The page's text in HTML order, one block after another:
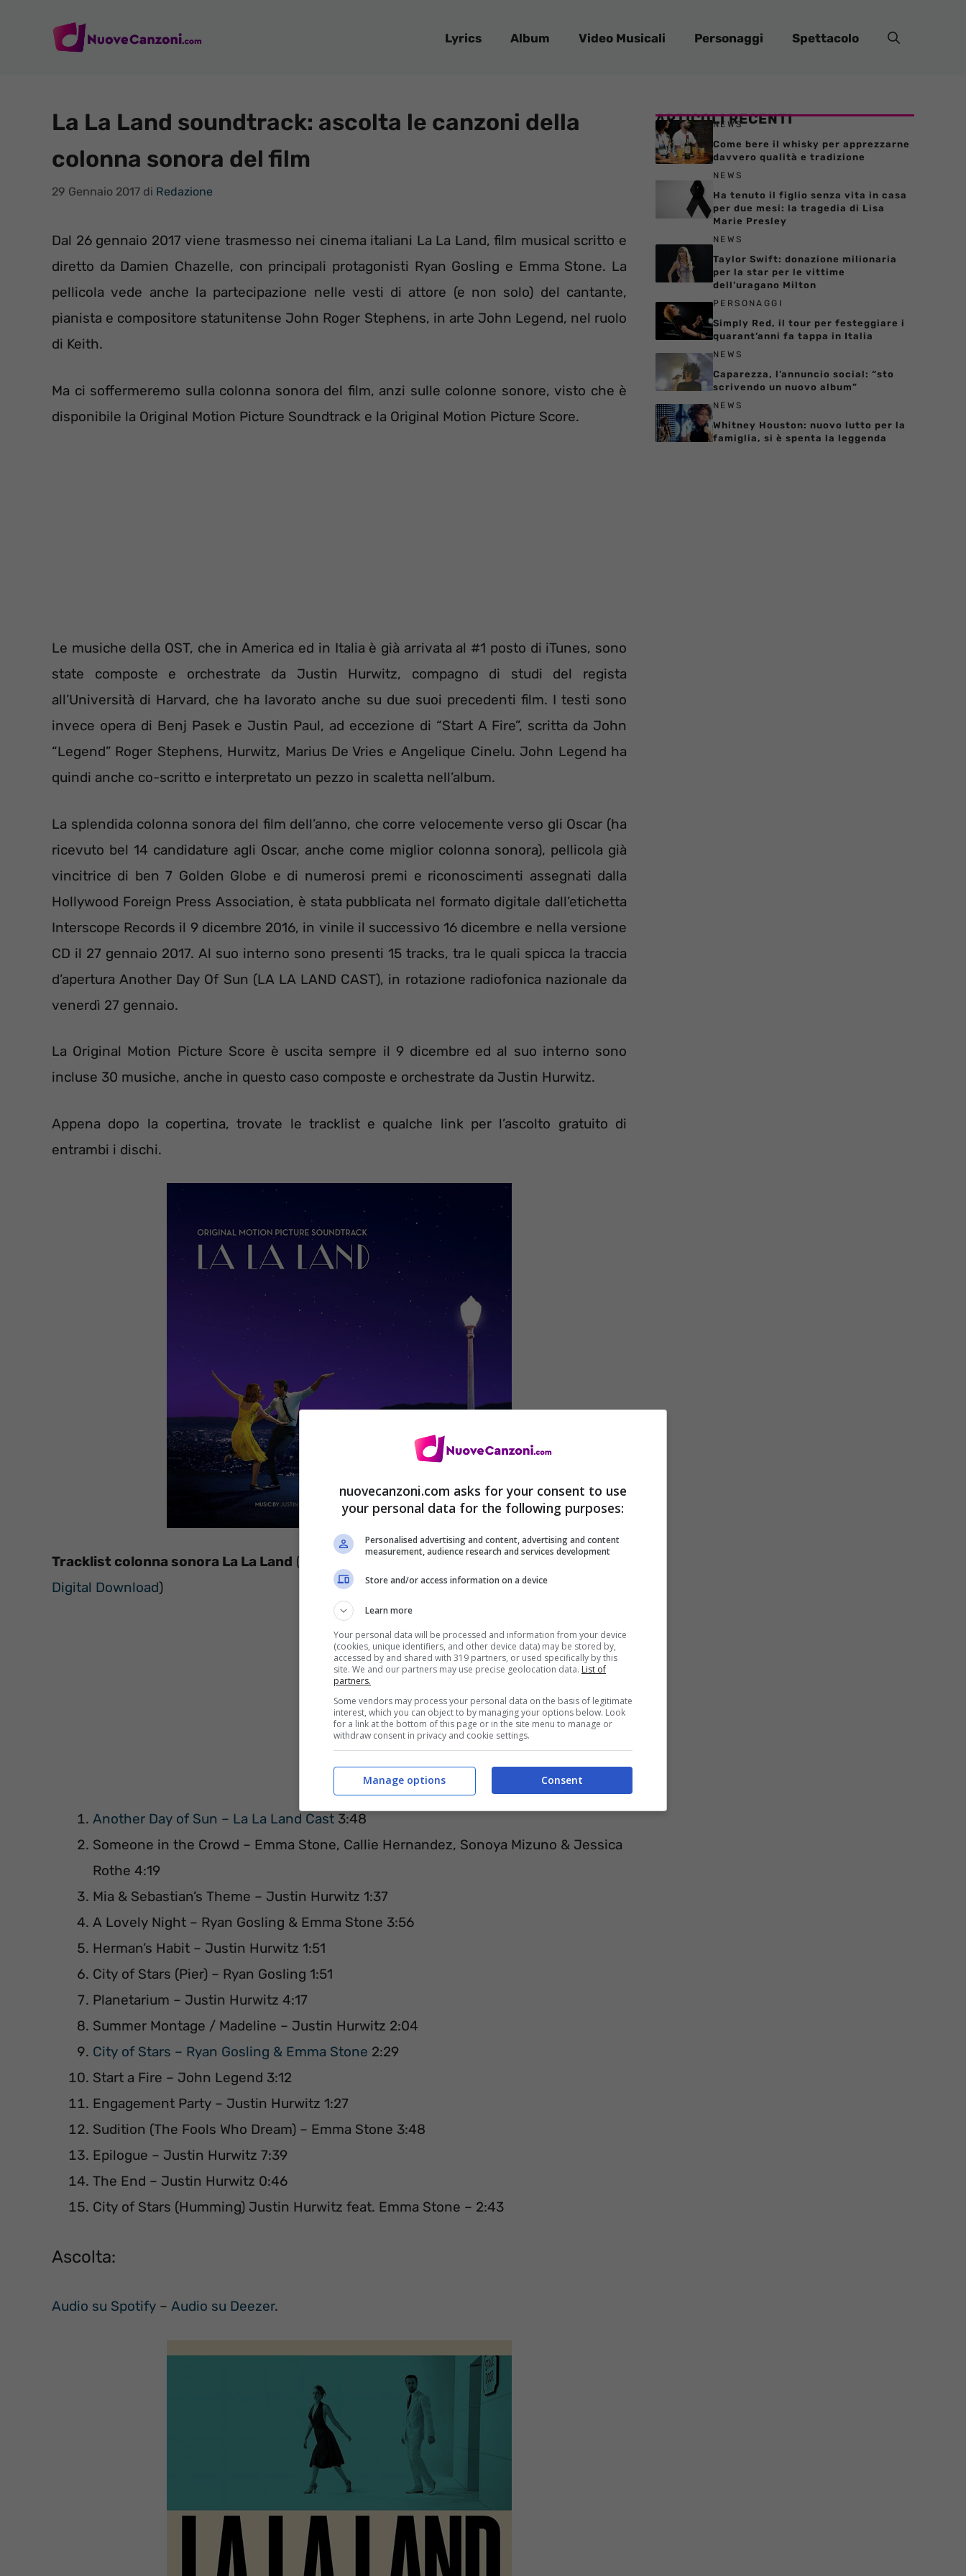
Lyrics Album Video Musicali Personaggi Spettacolo
La La Land soundtrack: ascolta le canzoni della
colonna sonora del film
29 Gennaio 2017 di Redazione
Dal 26 gennaio 2017 viene trasmesso nei cinema italiani La La Land, film musical scritto e
diretto da Damien Chazelle, con principali protagonisti Ryan Gosling e Emma Stone. La
pellicola vede anche la partecipazione nelle vesti di attore (e non solo) del cantante,
pianista e compositore statunitense John Roger Stephens, in arte John Legend, nel ruolo
di Keith.
Ma ci soffermeremo sulla colonna sonora del film, anzi sulle colonne sonore, visto che è
disponibile la Original Motion Picture Soundtrack e la Original Motion Picture Score.
Le musiche della OST, che in America ed in Italia è già arrivata al #1 posto di iTunes, sono
state composte e orchestrate da Justin Hurwitz, compagno di studi del regista
all’Università di Harvard, che ha lavorato anche su due suoi precedenti film. I testi sono
invece opera di Benj Pasek e Justin Paul, ad eccezione di “Start A Fire”, scritta da John
“Legend” Roger Stephens, Hurwitz, Marius De Vries e Angelique Cinelu. John Legend ha
quindi anche co-scritto e interpretato un pezzo in scaletta nell’album.
La splendida colonna sonora del film dell’anno, che corre velocemente verso gli Oscar (ha
ricevuto bel 14 candidature agli Oscar, anche come miglior colonna sonora), pellicola già
vincitrice di ben 7 Golden Globe e di numerosi premi e riconoscimenti assegnati dalla
Hollywood Foreign Press Association, è stata pubblicata nel formato digitale dall’etichetta
Interscope Records il 9 dicembre 2016, in vinile il successivo 16 dicembre e nella versione
CD il 27 gennaio 2017. Al suo interno sono presenti 15 tracks, tra le quali spicca la traccia
d’apertura Another Day Of Sun (LA LA LAND CAST), in rotazione radiofonica nazionale da
venerdì 27 gennaio.
La Original Motion Picture Score è uscita sempre il 9 dicembre ed al suo interno sono
incluse 30 musiche, anche in questo caso composte e orchestrate da Justin Hurwitz.
Appena dopo la copertina, trovate le tracklist e qualche link per l’ascolto gratuito di
entrambi i dischi.
Tracklist colonna sonora La La Land (Reperibile su Amazon nei formati:
–
Digital Download)
Another Day of Sun – La La Land Cast 3:48
Someone in the Crowd – Emma Stone, Callie Hernandez, Sonoya Mizuno & Jessica
Rothe 4:19
Mia & Sebastian’s Theme – Justin Hurwitz 1:37
A Lovely Night – Ryan Gosling & Emma Stone 3:56
Herman’s Habit – Justin Hurwitz 1:51
City of Stars (Pier) – Ryan Gosling 1:51
Planetarium – Justin Hurwitz 4:17
Summer Montage / Madeline – Justin Hurwitz 2:04
City of Stars – Ryan Gosling & Emma Stone 2:29
Start a Fire – John Legend 3:12
Engagement Party – Justin Hurwitz 1:27
Sudition (The Fools Who Dream) – Emma Stone 3:48
Epilogue – Justin Hurwitz 7:39
The End – Justin Hurwitz 0:46
City of Stars (Humming) Justin Hurwitz feat. Emma Stone – 2:43
Ascolta:
Audio su Spotify – Audio su Deezer.
ARTICOLI RECENTI
NEWS
Come bere il whisky per apprezzarne
davvero qualità e tradizione
NEWS
Ha tenuto il figlio senza vita in casa
per due mesi: la tragedia di Lisa
Marie Presley
NEWS
Taylor Swift: donazione milionaria
per la star per le vittime
dell’uragano Milton
PERSONAGGI
Simply Red, il tour per festeggiare i
quarant’anni fa tappa in Italia
NEWS
Caparezza, l’annuncio social: “sto
scrivendo un nuovo album”
NEWS
Whitney Houston: nuovo lutto per la
famiglia, si è spenta la leggenda
nuovecanzoni.com asks for your consent to use
your personal data for the following purposes:
Personalised advertising and content, advertising and content
measurement, audience research and services development
Store and/or access information on a device
Learn more
Your personal data will be processed and information from your device
(cookies, unique identifiers, and other device data) may be stored by,
accessed by and shared with 319 partners, or used specifically by this
site. We and our partners may use precise geolocation data. List of
partners.
Some vendors may process your personal data on the basis of legitimate
interest, which you can object to by managing your options below. Look
for a link at the bottom of this page or in the site menu to manage or
withdraw consent in privacy and cookie settings.
Consent
Manage options